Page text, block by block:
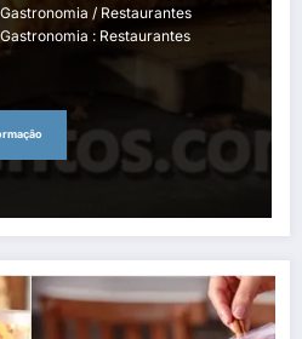
/ Restaurantes
: Restaurantes